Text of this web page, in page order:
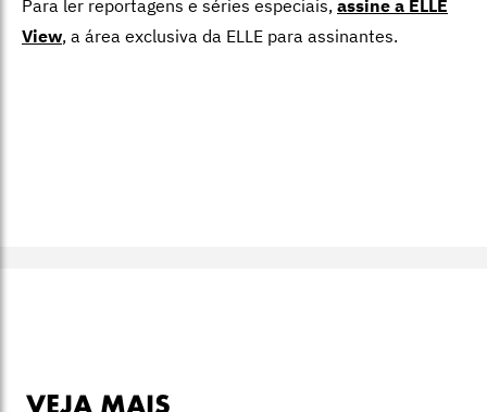
Para ler reportagens e séries especiais, assine a ELLE
View, a área exclusiva da ELLE para assinantes.